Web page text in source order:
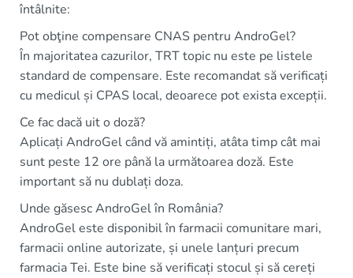
întâlnite:
Pot obţine compensare CNAS pentru AndroGel?
În majoritatea cazurilor, TRT topic nu este pe listele
standard de compensare. Este recomandat să verificați
cu medicul și CPAS local, deoarece pot exista excepții.
Ce fac dacă uit o doză?
Aplicați AndroGel când vă amintiți, atâta timp cât mai
sunt peste 12 ore până la următoarea doză. Este
important să nu dublați doza.
Unde găsesc AndroGel în România?
AndroGel este disponibil în farmacii comunitare mari,
farmacii online autorizate, și unele lanțuri precum
farmacia Tei. Este bine să verificați stocul și să cereți